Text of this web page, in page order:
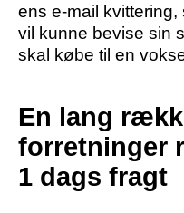
ens e-mail
vil kunne bevise sin
skal købe til en
En lang
forretninger
1 dags fragt